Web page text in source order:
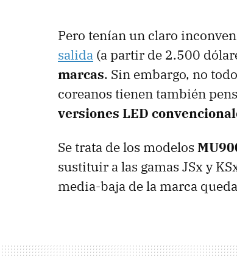
Pero tenían un claro
salida (a partir de 2.500
marcas. Sin embargo, no
coreanos tienen también
versiones LED
Se trata de los modelos
sustituir a las gamas JSx y
media-baja de la marca